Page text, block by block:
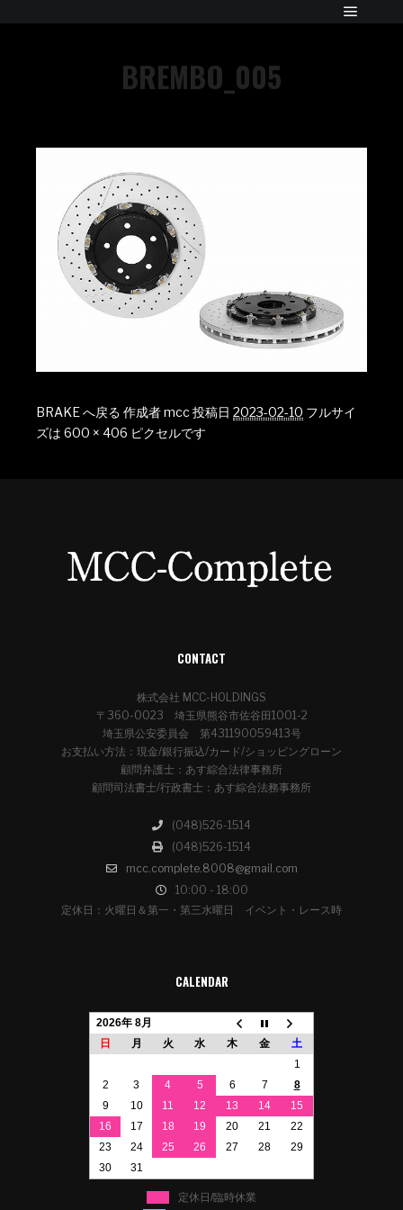
BREMBO_005
BRAKE へ戻る 作成者mcc投稿日 2023-02-10 フルサイ
ズは 600 × 406 ピクセルです
CONTACT
株式会社 MCC-HOLDINGS
〒360-0023 埼玉県熊谷市佐谷田1001-2
埼玉県公安委員会 第431190059413号
お支払い方法：現金/銀行振込/カード/ショッピングローン
顧問弁護士：あす綜合法律事務所
顧問司法書士/行政書士：あす綜合法務事務所
(048)526-1514
(048)526-1514
mcc.complete.8008@gmail.com
10:00 - 18:00
定休日：火曜日＆第一・第三水曜日 イベント・レース時
CALENDAR
2026年 8月
日
月 火 水 木 金
土
1
2
3 4 5 6 7
8
9
10 11 12 13 14
15
16
17 18 19 20 21
22
23
24 25 26 27 28
29
30
31
定休日/臨時休業